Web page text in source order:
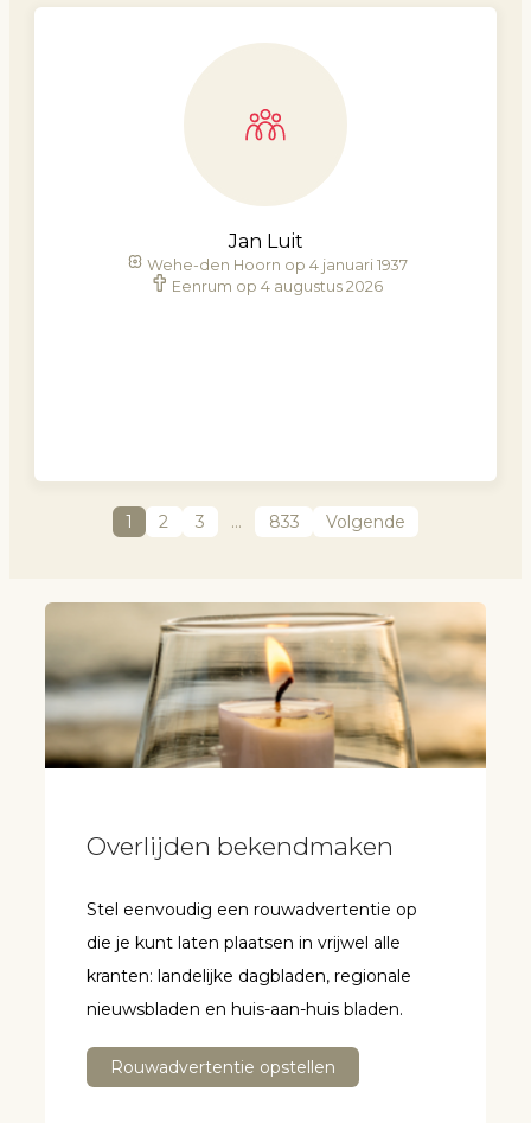
Jan Luit
Wehe-den Hoorn op 4 januari 1937
Eenrum op 4 augustus 2026
1 2 3 … 833 Volgende
Overlijden bekendmaken
Stel eenvoudig een rouwadvertentie op
die je kunt laten plaatsen in vrijwel alle
kranten: landelijke dagbladen, regionale
nieuwsbladen en huis-aan-huis bladen.
Rouwadvertentie opstellen